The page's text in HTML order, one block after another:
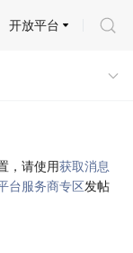
开放平台
，请使用获取消息
台服务商专区发帖